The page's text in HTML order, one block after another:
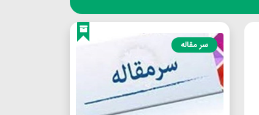
سر مقاله